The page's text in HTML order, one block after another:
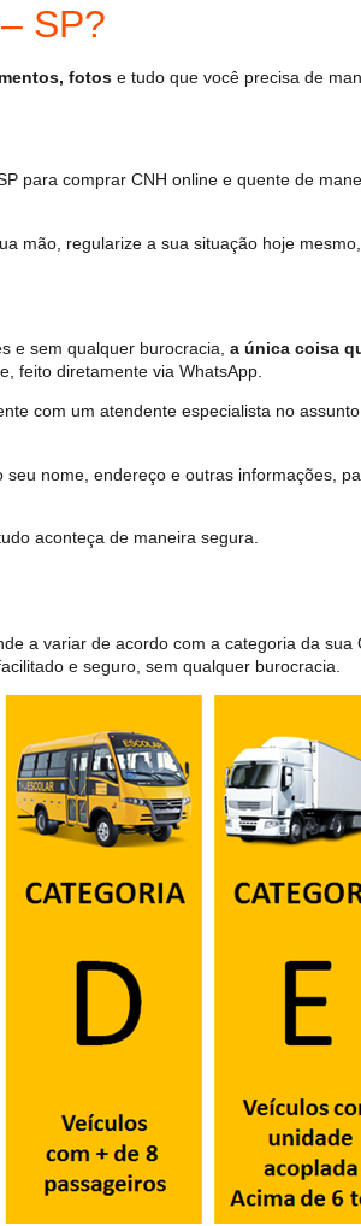
SP?
fotos e tudo que você precisa de
para comprar CNH online e quente de
mão, regularize a sua situação hoje
e sem qualquer burocracia, a única coisa
feito diretamente via WhatsApp.
com um atendente especialista no
nome, endereço e outras informações,
aconteça de maneira segura.
a variar de acordo com a categoria da sua
e seguro, sem qualquer burocracia.